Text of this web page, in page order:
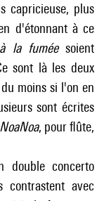
capricieuse, plus
d'étonnant à ce
la fuméesoient
sont là les deux
moins si l'on en
sont écrites
NoaNoa, pour flûte,
concerto
contrastent avec